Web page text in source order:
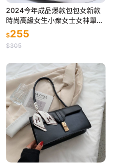
2024今年成品爆款包包女新款
時尚高級女生小衆女士女神單肩
斜挎包
$255
$305